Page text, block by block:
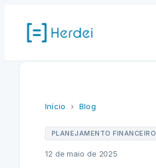
Início › Blog
PLANEJAMENTO FINANCEIRO
12 de maio de 2025